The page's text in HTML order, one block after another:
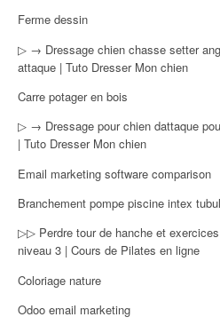
Ferme dessin
▷ → Dressage chien chasse setter
attaque | Tuto Dresser Mon chien
Carre potager en bois
▷ → Dressage pour chien dattaque
| Tuto Dresser Mon chien
Email marketing software comparison
Branchement pompe piscine intex
▷▷ Perdre tour de hanche et
niveau 3 | Cours de Pilates en ligne
Coloriage nature
Odoo email marketing